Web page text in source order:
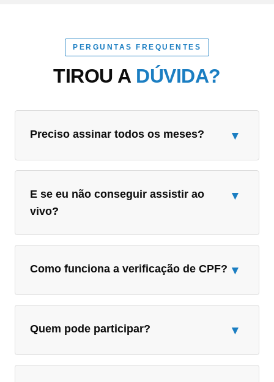
PERGUNTAS FREQUENTES
TIROU A DÚVIDA?
Preciso assinar todos os meses? ▾
E se eu não conseguir assistir ao
vivo?
▾
Como funciona a verificação de CPF? ▾
Quem pode participar? ▾